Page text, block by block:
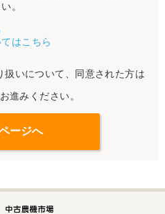
。
はこちら
扱いについて、同意された方は
進みください。